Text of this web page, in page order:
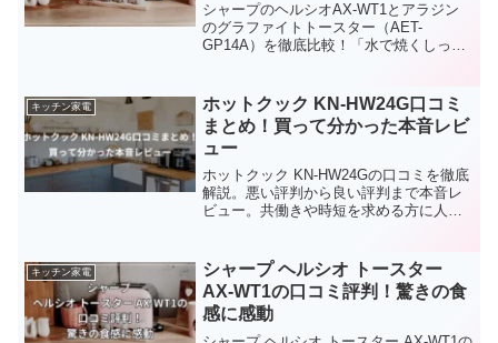
シャープのヘルシオAX-WT1とアラジン
のグラファイトトースター（AET-
GP14A）を徹底比較！「水で焼くしっと
かりやすく解説。あなたの朝のライフス
タイルに最適な一台が分かります。
キッチン家電
ホットクック KN-HW24G口コミ
まとめ！買って分かった本音レビ
ュー
ホットクック KN-HW24Gの口コミを徹底
解説。悪い評判から良い評判まで本音レ
ビュー。共働きや時短を求める方に人気
キッチン家電
シャープ ヘルシオ トースター
AX-WT1の口コミ評判！驚きの食
感に感動